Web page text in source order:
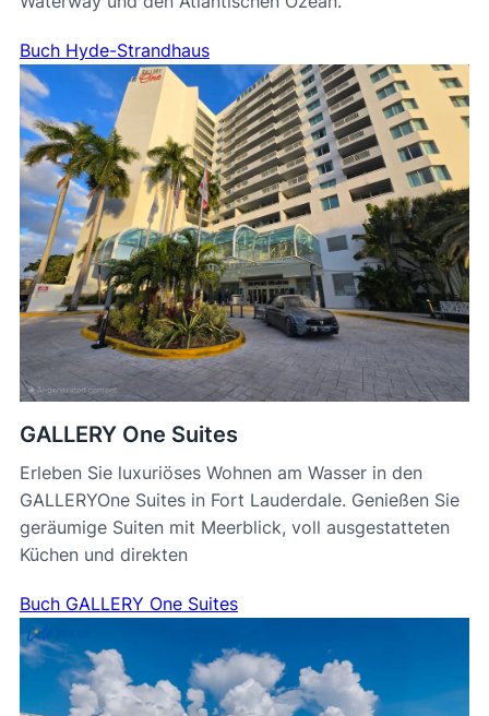
Buch Hyde-Strandhaus
GALLERY One Suites
Erleben Sie luxuriöses Wohnen am Wasser in den
GALLERYOne Suites in Fort Lauderdale. Genießen Sie
geräumige Suiten mit Meerblick, voll ausgestatteten
Küchen und direkten
Buch GALLERY One Suites